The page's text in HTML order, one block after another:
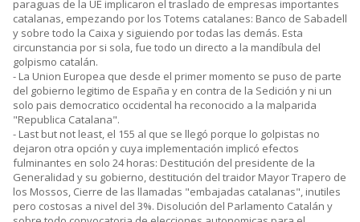
paraguas de la UE implicaron el traslado de empresas importantes
catalanas, empezando por los Totems catalanes: Banco de Sabadell
y sobre todo la Caixa y siguiendo por todas las demás. Esta
circunstancia por si sola, fue todo un directo a la mandíbula del
golpismo catalán.
- La Union Europea que desde el primer momento se puso de parte
del gobierno legitimo de España y en contra de la Sedición y ni un
solo pais democratico occidental ha reconocido a la malparida
"Republica Catalana".
- Last but not least, el 155 al que se llegó porque lo golpistas no
dejaron otra opción y cuya implementación implicó efectos
fulminantes en solo 24 horas: Destitución del presidente de la
Generalidad y su gobierno, destitución del traidor Mayor Trapero de
los Mossos, Cierre de las llamadas "embajadas catalanas", inutiles
pero costosas a nivel del 3%. Disolución del Parlamento Catalán y